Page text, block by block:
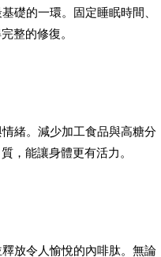
礎的一環。固定睡眠時間、
整的修復。
緒。減少加工食品與高糖分
，能讓身體更有活力。
放令人愉悅的內啡肽。無論